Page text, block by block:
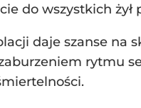
do wszystkich żył
daje szanse na
rytmu